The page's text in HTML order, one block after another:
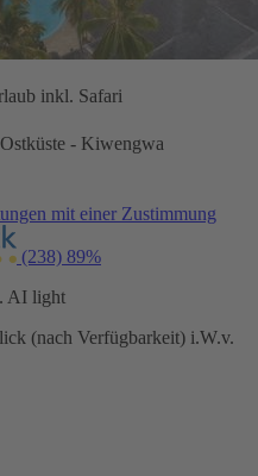
inkl. Safari
- Kiwengwa
mit einer Zustimmung
(238) 89%
AI light
(nach Verfügbarkeit) i.W.v.